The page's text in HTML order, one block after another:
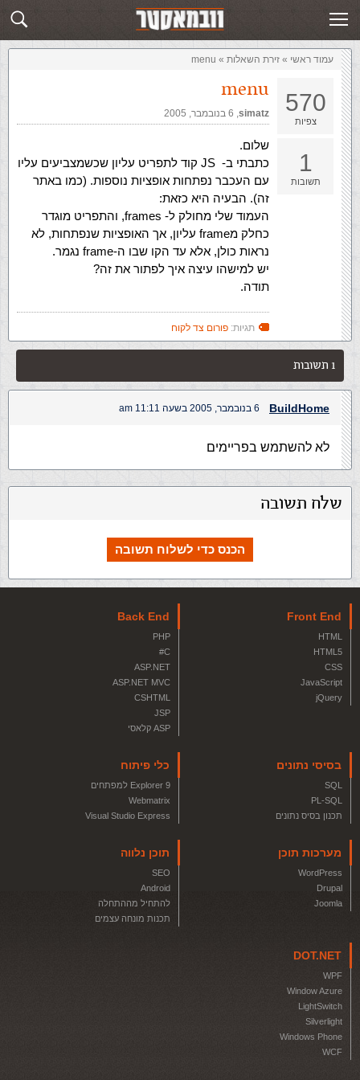
שלח תשובה זירת השאלות
עמוד ראשי » ‏זירת השאלות‏ »
menu
570
צפיות
1
תשובות
menu
simatz
,‏ 6 בנובמבר, 2005
שלום.
כתבתי ב- JS קוד לתפריט עליון שכשמצביעים עליו
עם העכבר נפתחות אופציות נוספות. (כמו באתר
זה). הבעיה היא כזאת:
העמוד שלי מחולק ל- frames, והתפריט מוגדר
כחלק מframe עליון, אך האופציות שנפתחות, לא
נראות כולן, אלא עד הקו שבו ה-frame נגמר.
יש למישהו עיצה איך לפתור את זה?
תודה.
תגיות: פורום צד לקוח
1 תשובות
BuildHome 6 בנובמבר, 2005 בשעה 11:11 am
לא להשתמש בפריימים
שלח תשובה
הכנס כדי לשלוח תשובה
Front End
HTML
HTML5
CSS
JavaScript
jQuery
Back End
PHP
C#
ASP.NET
ASP.NET MVC
CSHTML
JSP
ASP קלאסי
בסיסי נתונים
SQL
PL-SQL
תכנון בסיס נתונים
כלי פיתוח
Explorer 9 למפתחים
Webmatrix
Visual Studio Express
מערכות תוכן
WordPress
Drupal
Joomla
תוכן נלווה
SEO
Android
להתחיל מההתחלה
תכנות מונחה עצמים
DOT.NET
WPF
Window Azure
LightSwitch
Silverlight
Windows Phone
WCF